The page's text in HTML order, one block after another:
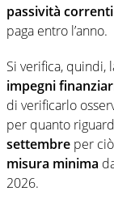
passività correnti
paga entro l’anno.
Si verifica, quindi,
impegni
di verificarlo
per quanto
settembre per
misura minima
2026.